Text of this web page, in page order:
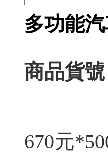
多功能
商品貨
670元